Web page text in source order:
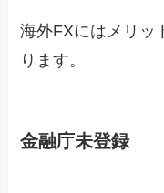
海外FXにはメリッ
ります。
金融庁未登録